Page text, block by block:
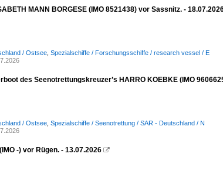
MANN BORGESE (IMO 8521438) vor Sassnitz. -
/ Ostsee Spezialschiffe / Forschungsschiffe / research vessel / E
des Seenotrettungskreuzer’s HARRO KOEBKE (IMO
/ Ostsee Spezialschiffe / Seenotrettung / SAR - Deutschland / N
-) vor Rügen. - 13.07.2026 